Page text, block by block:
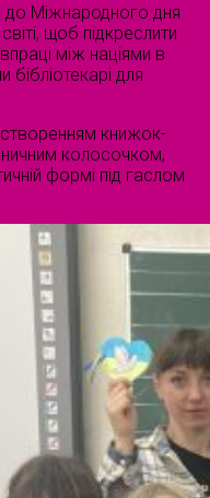
до Міжнародного дня
щоб підкреслити
між націями в
бібліотекарі для
книжок-
колосочком,
формі під гаслом